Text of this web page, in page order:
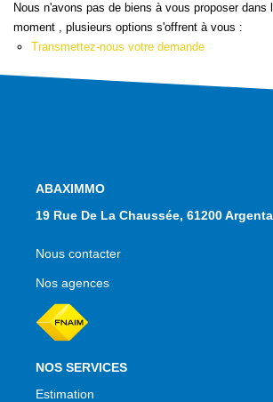
EXTRANET
Nous n'avons pas de biens à vous proposer dans
moment , plusieurs options s'offrent à vous :
Transmettez-nous votre demande
NOS AGENCES
19 Rue De La Chaussée, 61200
Nous contacter
Nos agences
NOS SERVICES
Estimation